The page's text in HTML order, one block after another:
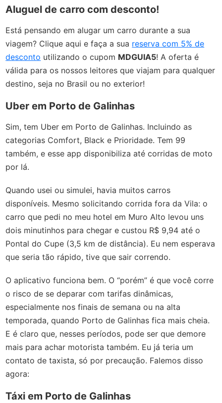
Aluguel de carro com desconto!
Está pensando em alugar um carro durante a sua
viagem? Clique aqui e faça a sua reserva com 5% de
desconto utilizando o cupom MDGUIA5! A oferta é
válida para os nossos leitores que viajam para qualquer
destino, seja no Brasil ou no exterior!
Uber em Porto de Galinhas
Sim, tem Uber em Porto de Galinhas. Incluindo as
categorias Comfort, Black e Prioridade. Tem 99
também, e esse app disponibiliza até corridas de moto
por lá.
Quando usei ou simulei, havia muitos carros
disponíveis. Mesmo solicitando corrida fora da Vila: o
carro que pedi no meu hotel em Muro Alto levou uns
dois minutinhos para chegar e custou R$ 9,94 até o
Pontal do Cupe (3,5 km de distância). Eu nem esperava
que seria tão rápido, tive que sair correndo.
O aplicativo funciona bem. O “porém” é que você corre
o risco de se deparar com tarifas dinâmicas,
especialmente nos finais de semana ou na alta
temporada, quando Porto de Galinhas fica mais cheia.
E é claro que, nesses períodos, pode ser que demore
mais para achar motorista também. Eu já teria um
contato de taxista, só por precaução. Falemos disso
agora:
Táxi em Porto de Galinhas